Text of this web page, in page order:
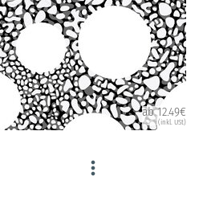
ab 12.49€
(inkl. USt)